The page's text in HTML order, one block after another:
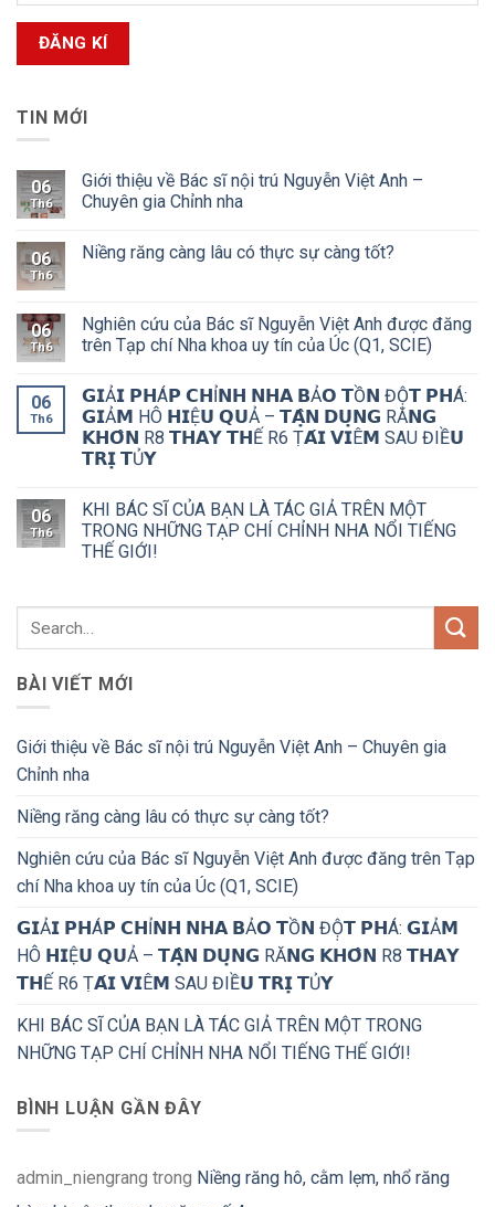
TIN MỚI
06
Th6
Giới thiệu về Bác sĩ nội trú Nguyễn Việt Anh –
Chuyên gia Chỉnh nha
06
Th6
Niềng răng càng lâu có thực sự càng tốt?
06
Th6
Nghiên cứu của Bác sĩ Nguyễn Việt Anh được đăng
trên Tạp chí Nha khoa uy tín của Úc (Q1, SCIE)
06
Th6
𝗚𝗜Ả𝗜 𝗣𝗛Á𝗣 𝗖𝗛Ỉ𝗡𝗛 𝗡𝗛𝗔 𝗕Ả𝗢 𝗧Ồ𝗡 ĐỘ̣𝗧 𝗣𝗛Á:
𝗚𝗜Ả𝗠 HÔ 𝗛𝗜Ệ𝗨 𝗤𝗨Ả – 𝗧𝗔̣̂𝗡 𝗗𝗨̣𝗡𝗚 RĂ𝗡𝗚
𝗞𝗛𝗢̂𝗡 R8 𝗧𝗛𝗔𝗬 𝗧𝗛Ế R6 Ṭ𝗔́𝗜 𝗩𝗜Ê𝗠 SAU ĐIỀ𝗨
𝗧𝗥𝗜̣ 𝗧Ủ𝗬
06
Th6
KHI BÁC SĨ CỦA BẠN LÀ TÁC GIẢ TRÊN MỘT
TRONG NHỮNG TẠP CHÍ CHỈNH NHA NỔI TIẾNG
THẾ GIỚI!
BÀI VIẾT MỚI
Giới thiệu về Bác sĩ nội trú Nguyễn Việt Anh – Chuyên gia
Chỉnh nha
Niềng răng càng lâu có thực sự càng tốt?
Nghiên cứu của Bác sĩ Nguyễn Việt Anh được đăng trên Tạp
chí Nha khoa uy tín của Úc (Q1, SCIE)
𝗚𝗜Ả𝗜 𝗣𝗛Á𝗣 𝗖𝗛Ỉ𝗡𝗛 𝗡𝗛𝗔 𝗕Ả𝗢 𝗧Ồ𝗡 ĐỘ̣𝗧 𝗣𝗛Á: 𝗚𝗜Ả𝗠
HÔ 𝗛𝗜Ệ𝗨 𝗤𝗨Ả – 𝗧𝗔̣̂𝗡 𝗗𝗨̣𝗡𝗚 RĂ𝗡𝗚 𝗞𝗛𝗢̂𝗡 R8 𝗧𝗛𝗔𝗬
𝗧𝗛Ế R6 Ṭ𝗔́𝗜 𝗩𝗜Ê𝗠 SAU ĐIỀ𝗨 𝗧𝗥𝗜̣ 𝗧Ủ𝗬
KHI BÁC SĨ CỦA BẠN LÀ TÁC GIẢ TRÊN MỘT TRONG
NHỮNG TẠP CHÍ CHỈNH NHA NỔI TIẾNG THẾ GIỚI!
BÌNH LUẬN GẦN ĐÂY
admin_niengrang trong Niềng răng hô, cằm lẹm, nhổ răng